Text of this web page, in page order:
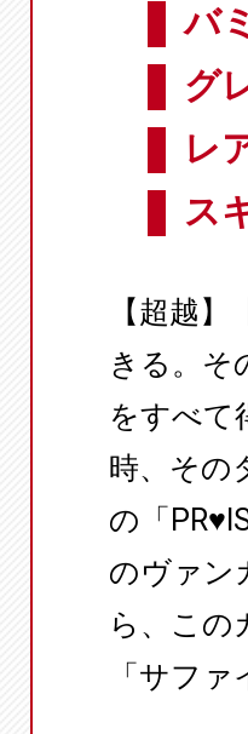
バ
グ
レ
ス
【超越
きる。そ
をすべて
時、その
の「
のヴァン
ら、この
「サフ